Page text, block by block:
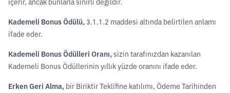
Kademeli Bonus Ödülü, 3.1.1.2 maddesi altında belirtilen anlamı
ifade eder.
Kademeli Bonus Ödülleri Oranı,sizin tarafınızdan kazanılan
Kademeli Bonus Ödüllerinin yıllık yüzde oranını ifade eder.
Erken Geri Alma, bir Biriktir Teklifine katılımı, Ödeme Tarihinden